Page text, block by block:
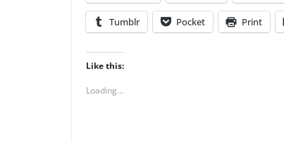
Tumblr Pocket Print
Like this:
Loading...